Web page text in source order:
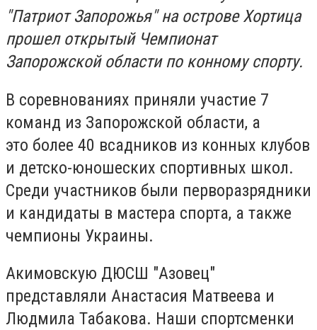
"Патриот Запорожья" на острове Хортица
прошел открытый Чемпионат
Запорожской области по конному спорту.
В соревнованиях приняли участие 7
команд из Запорожской области, а
это более 40 всадников из конных клубов
и детско-юношеских спортивных школ.
Среди участников были перворазрядники
и кандидаты в мастера спорта, а также
чемпионы Украины.
Акимовскую ДЮСШ "Азовец"
представляли Анастасия Матвеева и
Людмила Табакова. Наши спортсменки